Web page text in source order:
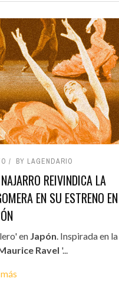
BY LAGENDARIO
REIVINDICA LA
EN SU ESTRENO EN
en Japón. Inspirada en la
Ravel '...